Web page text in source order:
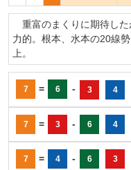
重富のまくりに期待した
力的。根本、水本の20線
上。
7 = 6 - 3 4
7 = 3 - 6 4
7 = 4 - 6 3